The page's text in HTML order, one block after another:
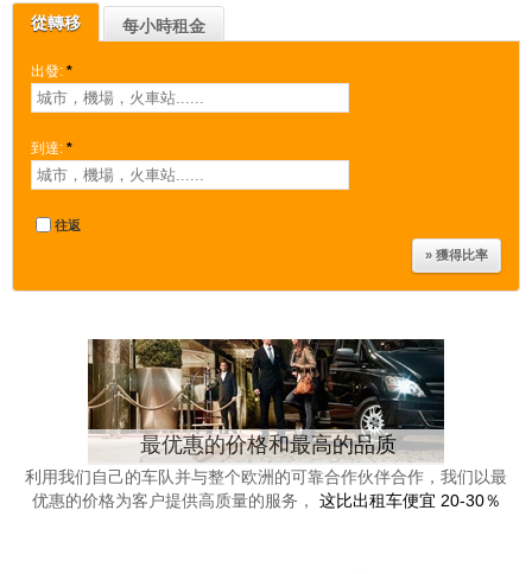
從轉移 每小時租金
出發: *
到達: *
往返
最优惠的价格和最高的品质
利用我们自己的车队并与整个欧洲的可靠合作伙伴合作，我们以最
优惠的价格为客户提供高质量的服务， 这比出租车便宜 20-30％